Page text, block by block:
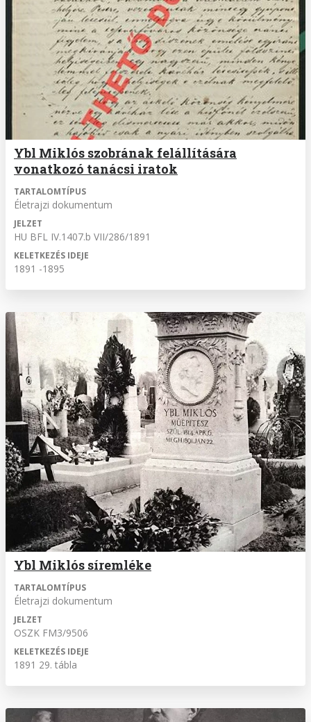
Ybl Miklós szobrának felállítására
vonatkozó tanácsi iratok
TARTALOMTÍPUS
Életrajzi dokumentum
JELZET
HU BFL IV.1407.b VII/286/1891
KELETKEZÉS IDEJE
1891 -1895
Ybl Miklós síremléke
TARTALOMTÍPUS
Életrajzi dokumentum
JELZET
OSZK FM3/9506
KELETKEZÉS IDEJE
1891 29. tábla